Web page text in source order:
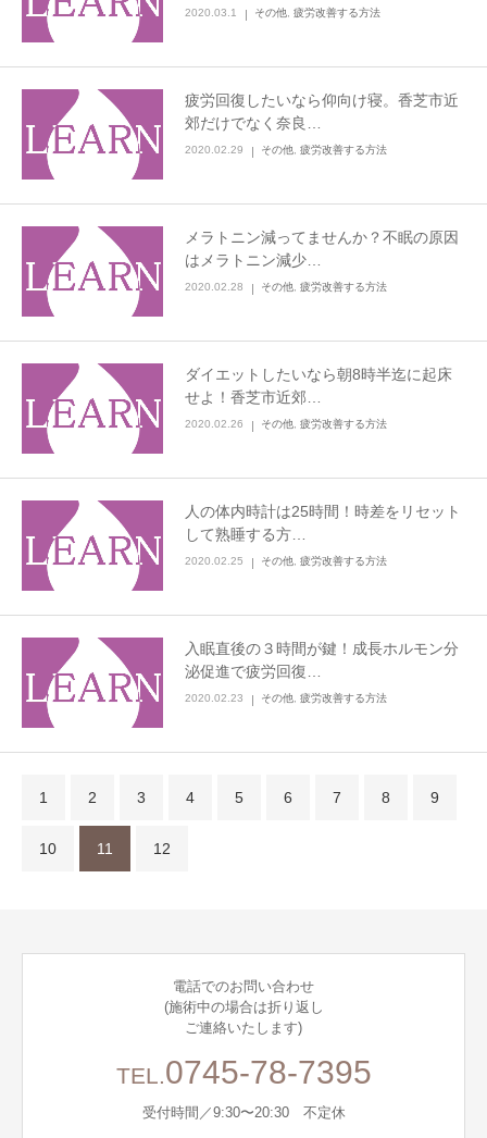
2020.03.1 その他 疲労改善する方法
疲労回復したいなら仰向け寝。香芝市近
郊だけでなく奈良…
2020.02.29 その他 疲労改善する方法
メラトニン減ってませんか？不眠の原因
はメラトニン減少…
2020.02.28 その他 疲労改善する方法
ダイエットしたいなら朝8時半迄に起床
せよ！香芝市近郊…
2020.02.26 その他 疲労改善する方法
人の体内時計は25時間！時差をリセット
して熟睡する方…
2020.02.25 その他 疲労改善する方法
入眠直後の３時間が鍵！成長ホルモン分
泌促進で疲労回復…
2020.02.23 その他 疲労改善する方法
1 2 3 4 5 6 7 8 9
10 11 12
電話でのお問い合わせ
(施術中の場合は折り返し
ご連絡いたします)
TEL.0745-78-7395
受付時間／9:30〜20:30 不定休